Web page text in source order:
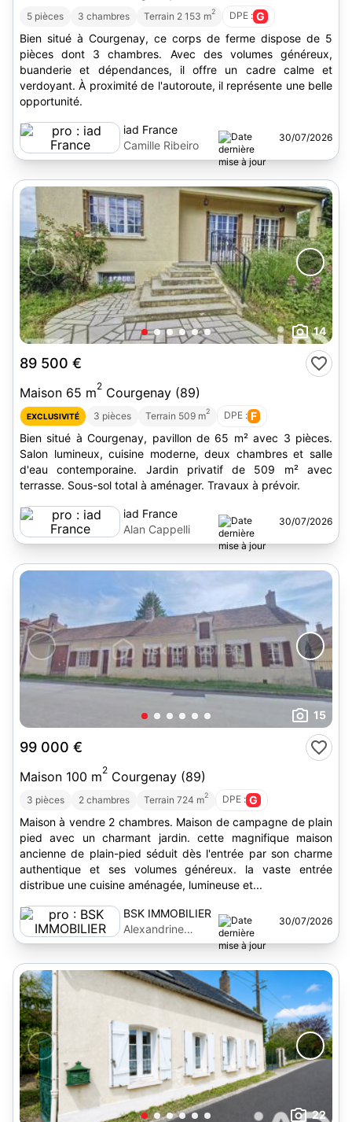
5 pièces 3 chambres Terrain 2 153 m2 DPE : G
Bien situé à Courgenay, ce corps de ferme dispose de 5
pièces dont 3 chambres. Avec des volumes généreux,
buanderie et dépendances, il offre un cadre calme et
verdoyant. À proximité de l'autoroute, il représente une belle
opportunité.
iad France
Camille Ribeiro
30/07/2026
14
89 500 €
Maison 65 m2 Courgenay (89)
EXCLUSIVITÉ 3 pièces Terrain 509 m2 DPE : F
Bien situé à Courgenay, pavillon de 65 m² avec 3 pièces.
Salon lumineux, cuisine moderne, deux chambres et salle
d'eau contemporaine. Jardin privatif de 509 m² avec
terrasse. Sous-sol total à aménager. Travaux à prévoir.
iad France
Alan Cappelli
30/07/2026
15
99 000 €
Maison 100 m2 Courgenay (89)
3 pièces 2 chambres Terrain 724 m2 DPE : G
Maison à vendre 2 chambres. Maison de campagne de plain
pied avec un charmant jardin. cette magnifique maison
ancienne de plain-pied séduit dès l'entrée par son charme
authentique et ses volumes généreux. la vaste entrée
distribue une cuisine aménagée, lumineuse et...
BSK IMMOBILIER
Alexandrine
Simonny
30/07/2026
22